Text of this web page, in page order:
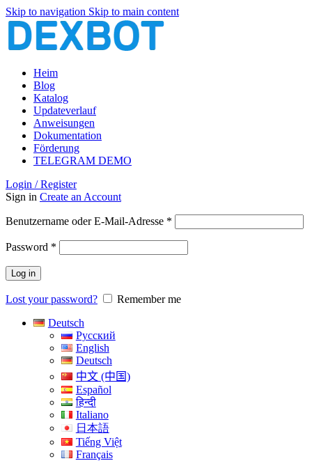
Skip to navigation Skip to main content
Heim
Blog
Katalog
Updateverlauf
Anweisungen
Dokumentation
Förderung
TELEGRAM DEMO
Login / Register
Sign in Create an Account
Benutzername oder E-Mail-Adresse *
Password *
Log in
Lost your password?
Remember me
Deutsch
Русский
English
Deutsch
中文 (中国)
Español
हिन्दी
Italiano
日本語
Tiếng Việt
Français